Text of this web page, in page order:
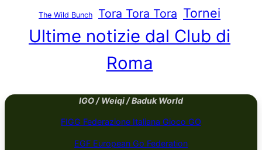
The Wild Bunch Tora Tora Tora Tornei
Ultime notizie dal Club di
Roma
IGO / Weiqi / Baduk World
FIGG Federazione Italiana Gioco GO
EGF European Go Federation